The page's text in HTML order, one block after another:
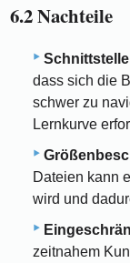
6.2 Nachteile
dass sich die
schwer zu
Lernkurve
Dateien kann
wird und
zeitnahem